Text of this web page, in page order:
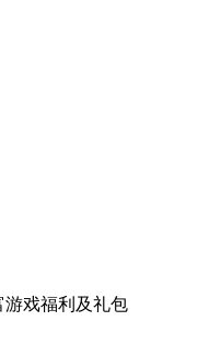
游戏福利 及礼包